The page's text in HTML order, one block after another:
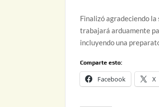
Finalizó agradeciendo
trabajará arduamente
incluyendo una
Comparte esto:
Facebook X